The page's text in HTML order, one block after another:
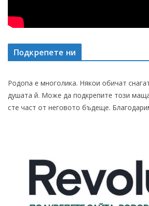
Подкрепете ни
Родопа е многолика. Някои обичат
душата й. Може да подкрепите този
сте част от неговото бъдеще.